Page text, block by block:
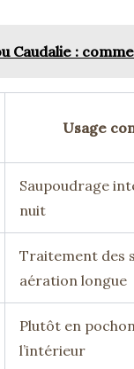
Caudalie :
Usage
Saupoudrage
nuit
Traitement des
aération longue
Plutôt en
l’intérieur